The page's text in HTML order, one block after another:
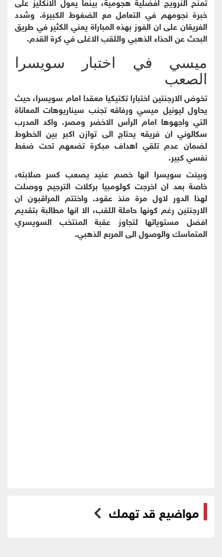
خبرة نجومهم في التعامل مع الضغوط الكبيرة. وشدد
الفريقان على ان الفوز بهذه المباراة يعني الكثير في طريق
البحث عن الحذاء الذهبي واللقب الاغلى في كرة القدم.
ميسي في اختبار سويسرا
الصعب
تخوض الارجنتين اختبارا تكتيكيا معقدا امام سويسرا، حيث
يحاول ليونيل ميسي ورفاقه تجنب سيناريوهات المعاناة
التي واجهوها امام الرأس الاخضر ومصر. واكد المدرب
سكالوني ان فريقه يحتاج الى توازن اكبر بين الخطوط
لضمان عدم تلقي اهداف مبكرة تضعهم تحت ضغط
نفسي كبير.
وبينت سويسرا انها خصم عنيد يصعب كسر صلابته،
خاصة بعد ان اخرجت كولومبيا بركلات الترجيح ووصلت
لهذا الدور لاول مرة منذ عقود. واختتم المراقبون ان
الارجنتين رغم كونها حاملة اللقب، الا انها مطالبة بتقديم
افضل مستوياتها لتجاوز عقبة المنتخب السويسري
المتماسك والوصول الى المربع الذهبي.
مواضيع قد تهمك